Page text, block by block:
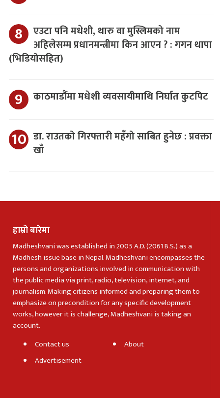
एउटा पनि मधेशी, थारु वा मुस्लिमको नाम
अहिलेसम्म प्रधानमन्त्रीमा किन आएन ? : गगन थापा
(भिडियोसहित)
काठमाडौंमा मधेशी व्यवसायीमाथि निर्घात कुटपिट
डा. राउतको गिरफ्तारी महँगो साबित हुनेछ : प्रवक्ता
खाँ
हाम्रो बारेमा
Madheshvani was established in 2005 A.D. (2061 B.S.) as a
Madhesh issue base in Nepal. Madheshvani encompasses the
persons and organizations involved in communication with
the public media via print, radio, television, internet, and
journalism. Making citizens informed and preparing them to
emphasize on precondition for any specific development
works, however it is challenge, Madheshvani is taking an
account.
Contact us
About
Advertisement